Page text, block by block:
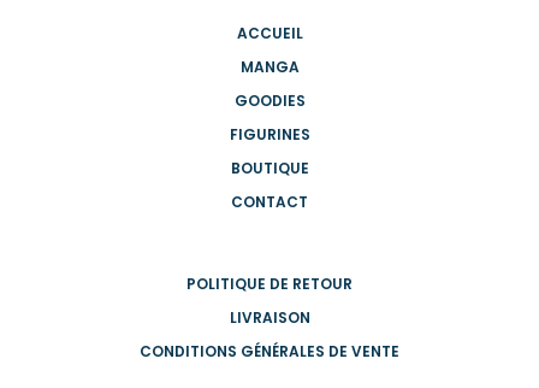
ACCUEIL
MANGA
GOODIES
FIGURINES
BOUTIQUE
CONTACT
POLITIQUE DE RETOUR
LIVRAISON
CONDITIONS GÉNÉRALES DE VENTE